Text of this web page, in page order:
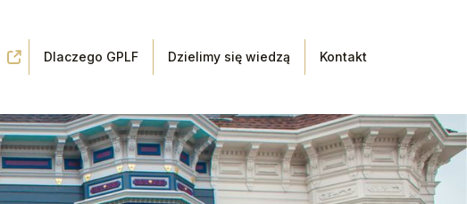
Dlaczego GPLF Dzielimy się wiedzą Kontakt